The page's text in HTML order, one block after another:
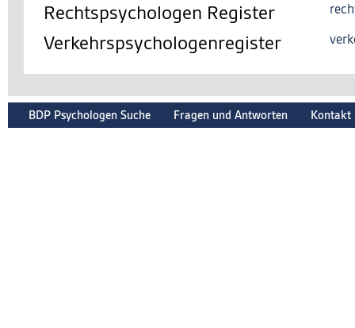
Rechtspsychologen Register
Verkehrspsychologenregister
BDP Psychologen Suche Fragen und Antworten Kontakt